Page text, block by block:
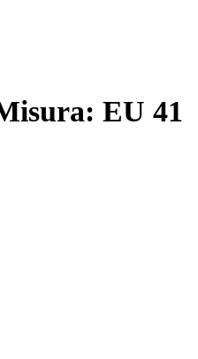
EU 41
send me a message.